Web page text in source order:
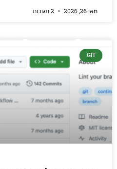
מאי 26, 2026
GIT